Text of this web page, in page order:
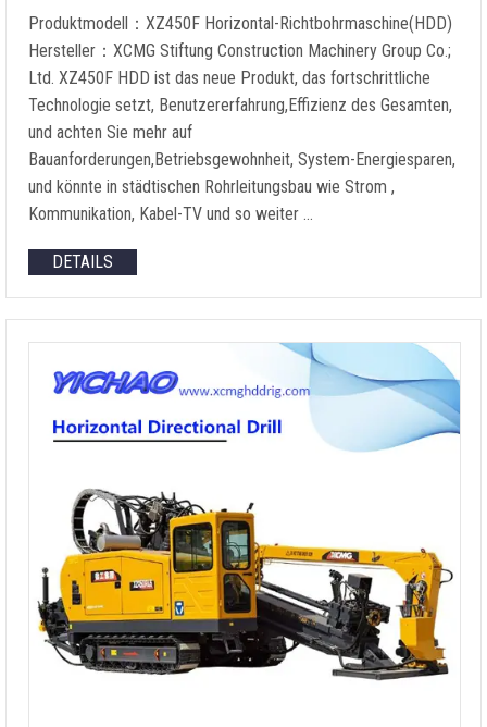
Produktmodell：XZ450F Horizontal-Richtbohrmaschine(HDD)
Hersteller：XCMG Stiftung Construction Machinery Group Co.;
Ltd. XZ450F HDD ist das neue Produkt, das fortschrittliche
Technologie setzt, Benutzererfahrung,Effizienz des Gesamten,
und achten Sie mehr auf
Bauanforderungen,Betriebsgewohnheit, System-Energiesparen,
und könnte in städtischen Rohrleitungsbau wie Strom ,
Kommunikation, Kabel-TV und so weiter …
DETAILS